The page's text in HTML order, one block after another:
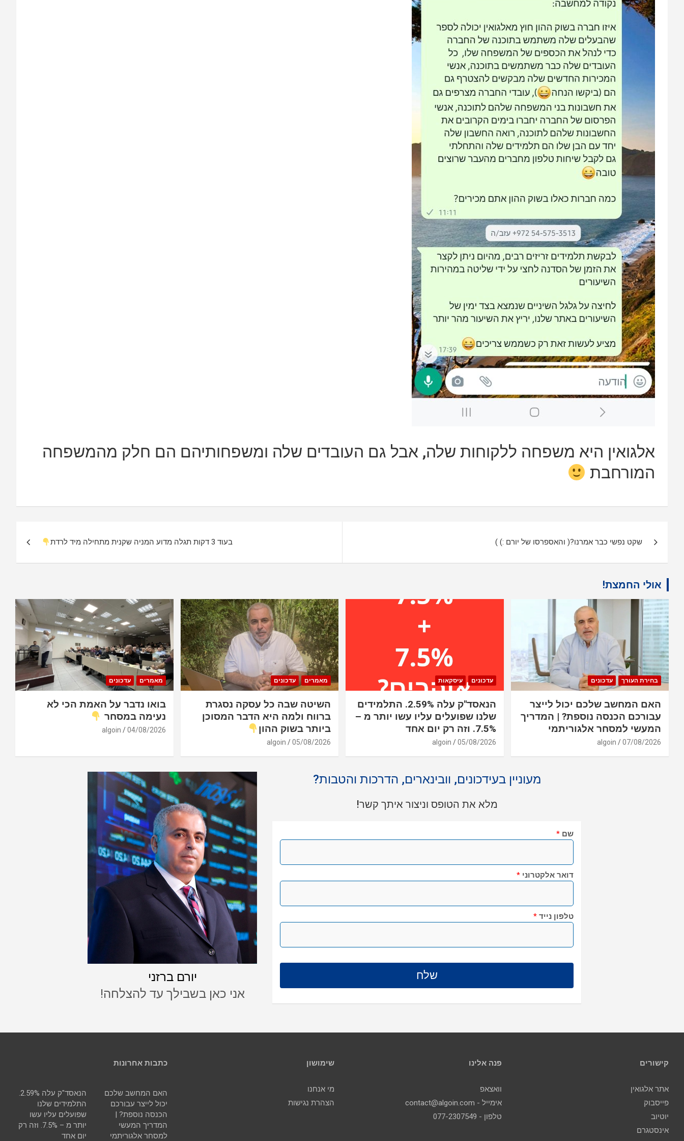
אלגואין היא משפחה ללקוחות שלה, אבל גם העובדים שלה ומשפחותיהם הם חלק מהמשפחה
המורחבת
שקט נפשי כבר אמרנו?( והאספרסו של יורם :) ) בעוד 3 דקות תגלה מדוע המניה שקנית מתחילה מיד לרדת
אולי החמצת!
בחירת העורך עדכונים
האם המחשב שלכם יכול לייצר
עבורכם הכנסה נוספת? | המדריך
המעשי למסחר אלגוריתמי
07/08/2026
algoin
עדכונים עיסקאות
הנאסד"ק עלה 2.59%. התלמידים
שלנו שפועלים עליו עשו יותר מ –
7.5%. וזה רק יום אחד
05/08/2026
algoin
מאמרים עדכונים
השיטה שבה כל עסקה נסגרת
ברווח ולמה היא הדבר המסוכן
ביותר בשוק ההון
05/08/2026
algoin
מאמרים עדכונים
בואו נדבר על האמת הכי לא
נעימה במסחר
04/08/2026
algoin
מעוניין בעידכונים, וובינארים, הדרכות והטבות?
מלא את הטופס וניצור איתך קשר!
שם *
דואר אלקטרוני *
טלפון נייד *
יורם ברזני
אני כאן בשבילך עד להצלחה!
קישורים
אתר אלגואין
פייסבוק
יוטיוב
אינסטגרם
פנה אלינו
וואצאפ
אימייל - contact@algoin.com
טלפון - 077-2307549
שימושון
מי אנחנו
הצהרת נגישות
כתבות אחרונות
האם המחשב שלכם
יכול לייצר עבורכם
הכנסה נוספת? |
המדריך המעשי
למסחר אלגוריתמי
הנאסד"ק עלה 2.59%.
התלמידים שלנו
שפועלים עליו עשו
יותר מ – 7.5%. וזה רק
יום אחד